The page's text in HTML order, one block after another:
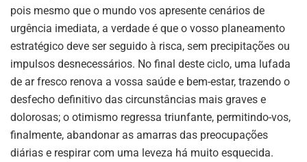
pois mesmo que o mundo vos apresente cenários de
urgência imediata, a verdade é que o vosso planeamento
estratégico deve ser seguido à risca, sem precipitações ou
impulsos desnecessários. No final deste ciclo, uma lufada
de ar fresco renova a vossa saúde e bem-estar, trazendo o
desfecho definitivo das circunstâncias mais graves e
dolorosas; o otimismo regressa triunfante, permitindo-vos,
finalmente, abandonar as amarras das preocupações
diárias e respirar com uma leveza há muito esquecida.